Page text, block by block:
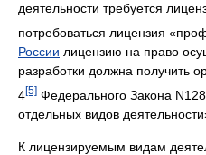
деятельности требуется
потребоваться лицензия
России лицензию на право
разработки должна получить
4[5] Федерального Закона
отдельных видов
К лицензируемым видам